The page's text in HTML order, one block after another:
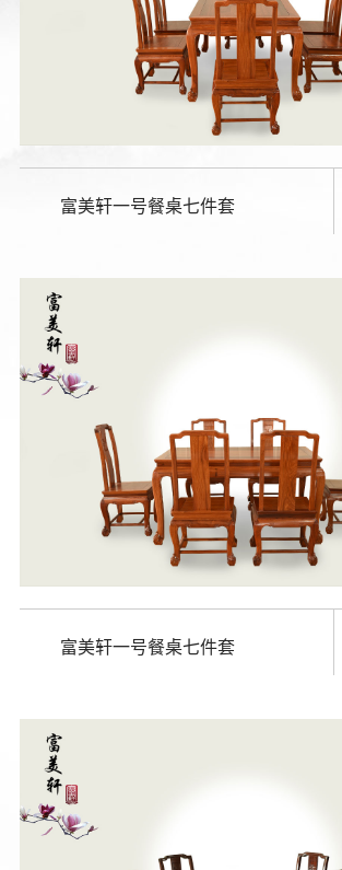
富美轩一号餐桌七件套
富美轩一号餐桌七件套